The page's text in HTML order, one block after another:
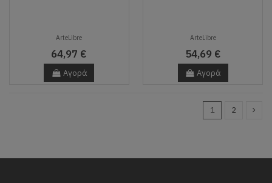
ArteLibre
64,97 €
Αγορά
ArteLibre
54,69 €
Αγορά
1 2